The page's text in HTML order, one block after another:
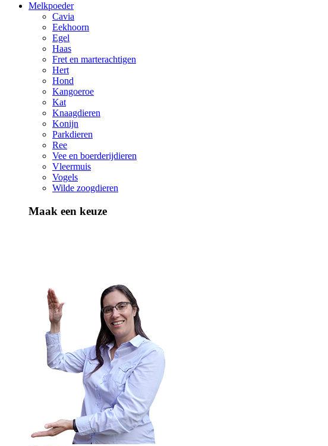
Melkpoeder
Cavia
Eekhoorn
Egel
Haas
Fret en marterachtigen
Hert
Hond
Kangoeroe
Kat
Knaagdieren
Konijn
Parkdieren
Ree
Vee en boerderijdieren
Vleermuis
Vogels
Wilde zoogdieren
Maak een keuze